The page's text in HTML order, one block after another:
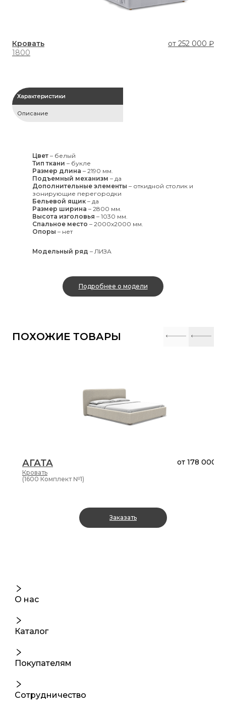
Кровать от 252 000 ₽
1800
Характеристики
Описание
Цвет – белый
Тип ткани – букле
Размер длина – 2190 мм.
Подъемный механизм – да
Дополнительные элементы – откидной столик и
зонирующие перегородки
Бельевой ящик – да
Размер ширина – 2800 мм.
Высота изголовья – 1030 мм.
Спальное место – 2000x2000 мм.
Опоры – нет
Модельный ряд – ЛИЗА
Подробнее о модели
ПОХОЖИЕ ТОВАРЫ
АГАТА
Кровать
от 178 000 ₽
(1600 Комплект №1)
Заказать
О нас
Каталог
Покупателям
Сотрудничество